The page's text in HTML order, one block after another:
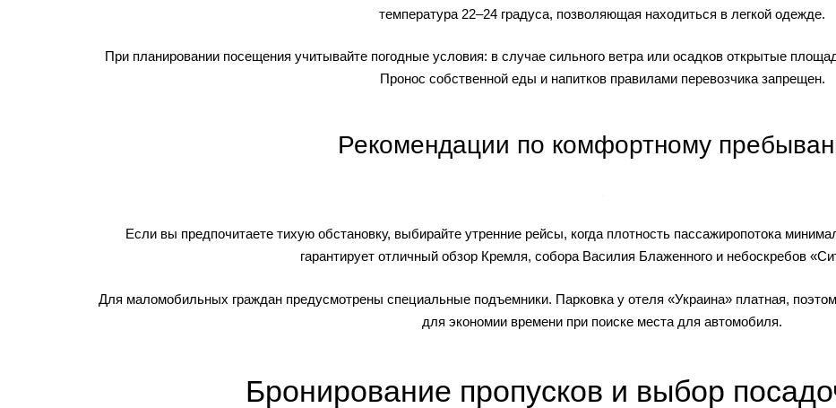
температура 22–24 градуса, позволяющая находиться в легкой одежде.
При планировании посещения учитывайте погодные условия: в случае сильного ветра или осадков открытые
Пронос собственной еды и напитков правилами перевозчика запрещен.
Рекомендации по комфортному
Если вы предпочитаете тихую обстановку, выбирайте утренние рейсы, когда плотность пассажиропотока
гарантирует отличный обзор Кремля, собора Василия Блаженного и небоскребов
Для маломобильных граждан предусмотрены специальные подъемники. Парковка у отеля «Украина» платная,
для экономии времени при поиске места для автомобиля.
Бронирование пропусков и выбор